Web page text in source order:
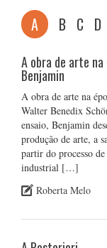
A B C D
A obra de arte
Benjamin
A obra de arte na
Walter Benedix
ensaio, Benjamin
produção de arte, a
partir do processo
industrial […]
Roberta Melo